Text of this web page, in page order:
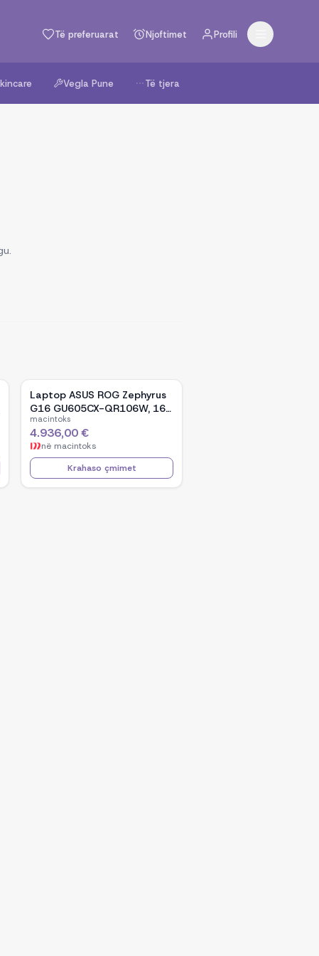
Të preferuarat Njoftimet Profili
Vegla Pune Të tjera
Laptop ASUS ROG Zephyrus
G16 GU605CX-QR106W, 16-
inch WQXGA OLED, Intel Core
Ultra 9 285H, NVIDIA GeForce
RTX 5090, 32GB RAM, 2TB
SSD, Windows 11 - Black
macintoks
4.936,00 €
në macintoks
Krahaso çmimet